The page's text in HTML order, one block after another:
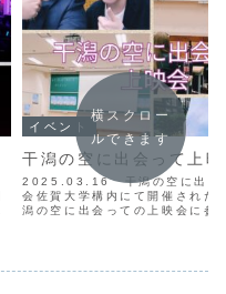
イベント
干潟の空に出会って上
2025.03.16 干潟の空に出会
会佐賀大学構内にて開催された
潟の空に出会っての上映会に参
横スクロー
ルできます